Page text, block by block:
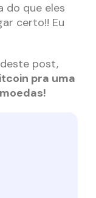
do que eles
certo!! Eu
post,
pra uma